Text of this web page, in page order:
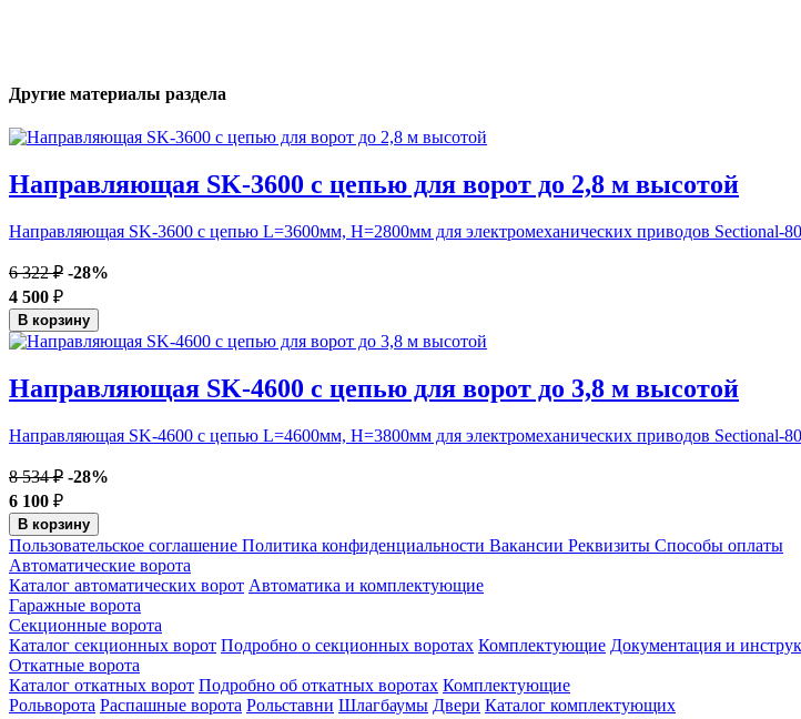
Другие материалы раздела
Направляющая SK-3600 с цепью для ворот до 2,8 м высотой
Направляющая SK-3600 с цепью L=3600мм, H=2800мм для электромеханических приводов Sectional-
6 322 ₽ -28%
4 500 ₽
В корзину
Направляющая SK-4600 с цепью для ворот до 3,8 м высотой
Направляющая SK-4600 с цепью L=4600мм, H=3800мм для электромеханических приводов Sectional-
8 534 ₽ -28%
6 100 ₽
В корзину
Пользовательское соглашение Политика конфиденциальности Вакансии Реквизиты Способы оплаты
Автоматические ворота
Каталог автоматических ворот Автоматика и комплектующие
Гаражные ворота
Секционные ворота
Каталог секционных ворот Подробно о секционных воротах Комплектующие Документация и
Откатные ворота
Каталог откатных ворот Подробно об откатных воротах Комплектующие
Рольворота Распашные ворота Рольставни Шлагбаумы Двери Каталог комплектующих